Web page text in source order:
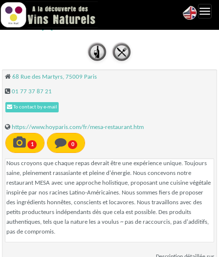
Mesa - Paris 09
68 Rue des Martyrs, 75009 Paris
01 77 37 87 21
To contact by e-mail
https://www.hoyparis.com/fr/mesa-restaurant.htm
1 0
Nous croyons que chaque repas devrait être une expérience unique. Toujours
saine, pleinement rassasiante et pleine d'énergie. Nous concevons notre
restaurant MESA avec une approche holistique, proposant une cuisine végétale
inspirée par nos racines Latino-Américaines. Nous sommes fiers de proposer
des ingrédients honnêtes, conscients et locavores. Nous travaillons avec des
petits producteurs indépendants dès que cela est possible. Des produits
authentiques, tels que la nature les a voulus ~ pas de raccourcis, pas d'additifs,
pas de compromis.